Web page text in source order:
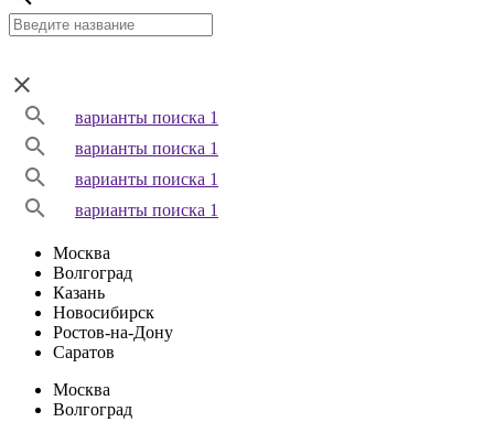
варианты поиска 1
варианты поиска 1
варианты поиска 1
варианты поиска 1
Москва
Волгоград
Казань
Новосибирск
Ростов-на-Дону
Саратов
Москва
Волгоград